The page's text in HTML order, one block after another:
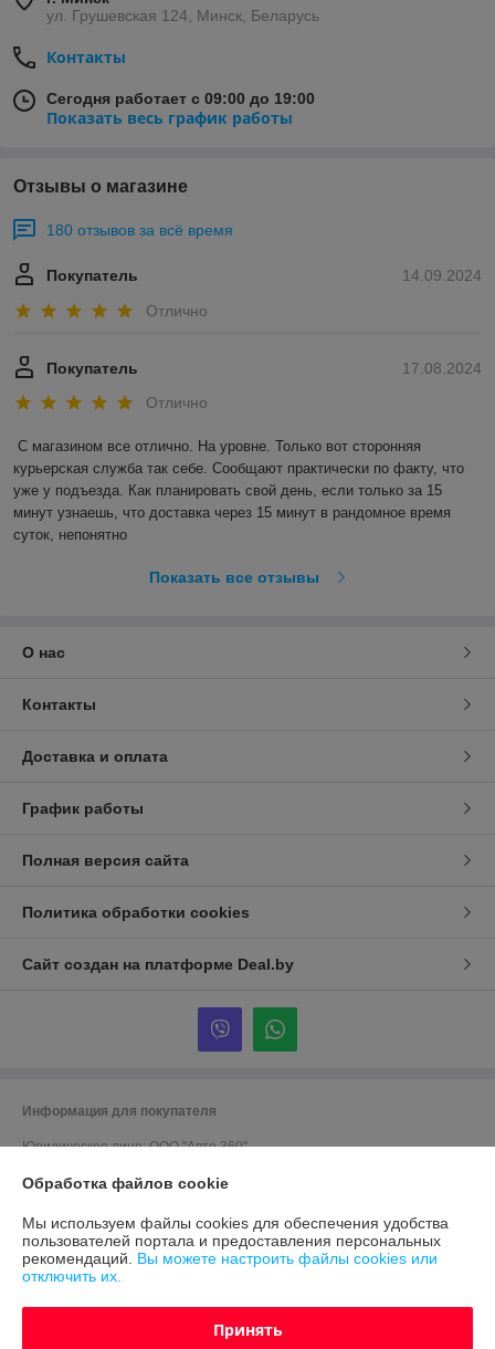
ул. Грушевская 124, Минск, Беларусь
Контакты
Сегодня работает с 09:00 до 19:00
Показать весь график работы
Отзывы о магазине
180 отзывов за всё время
14.09.2024
Покупатель
Отлично
17.08.2024
Покупатель
Отлично
С магазином все отлично. На уровне. Только вот сторонняя
курьерская служба так себе. Сообщают практически по факту, что
уже у подъезда. Как планировать свой день, если только за 15
минут узнаешь, что доставка через 15 минут в рандомное время
суток, непонятно
Показать все отзывы
О нас
Контакты
Доставка и оплата
График работы
Полная версия сайта
Политика обработки cookies
Сайт создан на платформе Deal.by
Информация для покупателя
Юридическое лицо:ООО "Авто 360"
УНП: 191635176
Регистрационный орган: Мингорисполком
Дата регистрации компании: 12.09.2012
Ссылка на свидетельство/лицензию
Обработка файлов cookie
Мы используем файлы cookies для обеспечения удобства
пользователей портала и предоставления персональных
рекомендаций. Вы можете настроить файлы cookies или
отключить их.
Принять